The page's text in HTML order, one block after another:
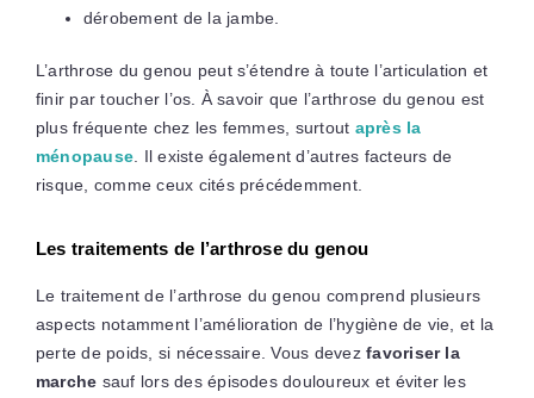
dérobement de la jambe.
L’arthrose du genou peut s’étendre à toute l’articulation et
finir par toucher l’os. À savoir que l’arthrose du genou est
plus fréquente chez les femmes, surtout après la
ménopause . Il existe également d’autres facteurs de
risque, comme ceux cités précédemment.
Les traitements de l’arthrose du genou
Le traitement de l’arthrose du genou comprend plusieurs
aspects notamment l’amélioration de l’hygiène de vie, et la
perte de poids, si nécessaire. Vous devezfavoriser la
marche sauf lors des épisodes douloureux et éviter les